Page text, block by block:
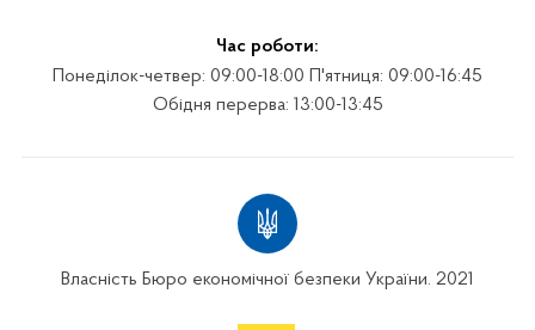
Час роботи:
Понеділок-четвер: 09:00-18:00 П'ятниця: 09:00-16:45
Обідня перерва: 13:00-13:45
Власність Бюро економічної безпеки України. 2021